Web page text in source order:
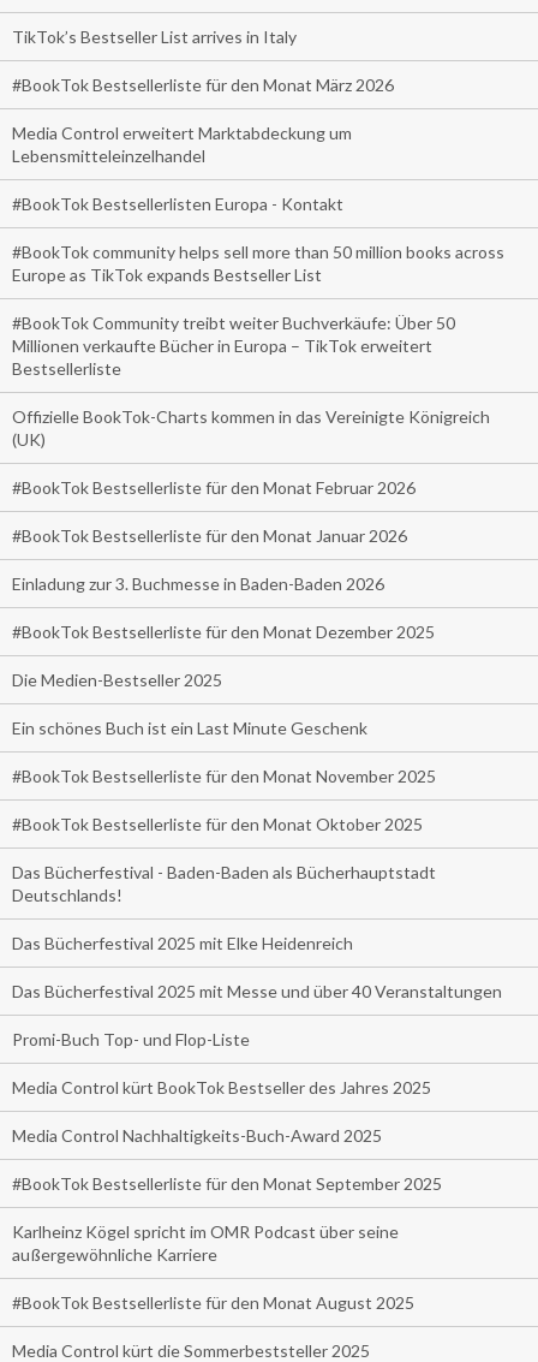
TikTok’s Bestseller List arrives in Italy
#BookTok Bestsellerliste für den Monat März 2026
Media Control erweitert Marktabdeckung um
Lebensmitteleinzelhandel
#BookTok Bestsellerlisten Europa - Kontakt
#BookTok community helps sell more than 50 million books across
Europe as TikTok expands Bestseller List
#BookTok Community treibt weiter Buchverkäufe: Über 50
Millionen verkaufte Bücher in Europa – TikTok erweitert
Bestsellerliste
Offizielle BookTok-Charts kommen in das Vereinigte Königreich
(UK)
#BookTok Bestsellerliste für den Monat Februar 2026
#BookTok Bestsellerliste für den Monat Januar 2026
Einladung zur 3. Buchmesse in Baden-Baden 2026
#BookTok Bestsellerliste für den Monat Dezember 2025
Die Medien-Bestseller 2025
Ein schönes Buch ist ein Last Minute Geschenk
#BookTok Bestsellerliste für den Monat November 2025
#BookTok Bestsellerliste für den Monat Oktober 2025
Das Bücherfestival - Baden-Baden als Bücherhauptstadt
Deutschlands!
Das Bücherfestival 2025 mit Elke Heidenreich
Das Bücherfestival 2025 mit Messe und über 40 Veranstaltungen
Promi-Buch Top- und Flop-Liste
Media Control kürt BookTok Bestseller des Jahres 2025
Media Control Nachhaltigkeits-Buch-Award 2025
#BookTok Bestsellerliste für den Monat September 2025
Karlheinz Kögel spricht im OMR Podcast über seine
außergewöhnliche Karriere
#BookTok Bestsellerliste für den Monat August 2025
Media Control kürt die Sommerbeststeller 2025